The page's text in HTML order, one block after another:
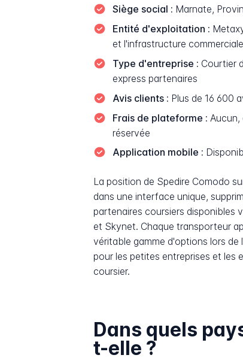
Siège social : Marnate,
Entité d'exploitation :
et l'infrastructure
Type d'entreprise : Courtier
express partenaires
Avis clients : Plus de 16 600
Frais de plateforme :
réservée
Application mobile :
La position de Spedire Comodo
dans une interface unique,
partenaires coursiers disponibles
et Skynet. Chaque transporteur
véritable gamme d'options lors
pour les petites entreprises et les
coursier.
Dans quels
t-elle ?